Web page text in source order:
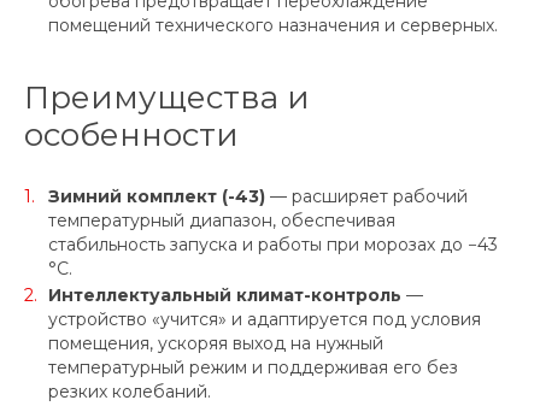
помещений технического назначения и серверных.
Преимущества и
особенности
Зимний комплект (-43) — расширяет рабочий
температурный диапазон, обеспечивая
стабильность запуска и работы при морозах до −43
°C.
Интеллектуальный климат-контроль —
устройство «учится» и адаптируется под условия
помещения, ускоряя выход на нужный
температурный режим и поддерживая его без
резких колебаний.